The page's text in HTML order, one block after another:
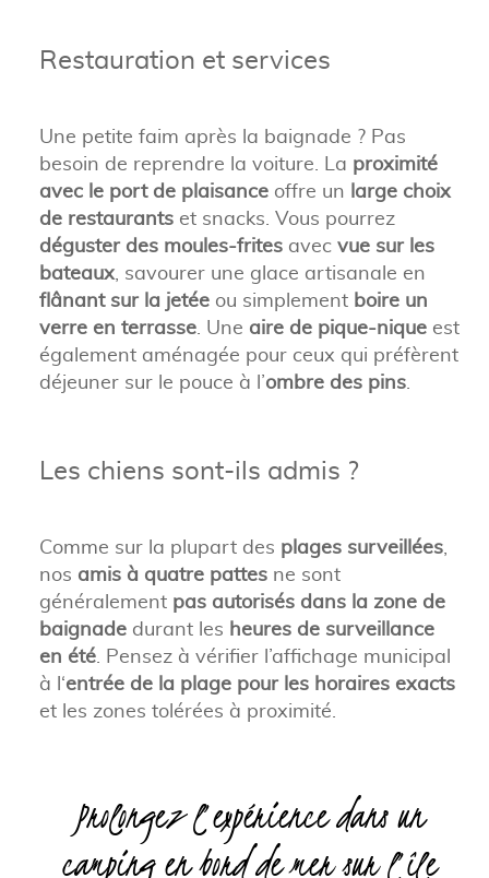
Restauration et services
Une petite faim après la baignade ? Pas
besoin de reprendre la voiture. La proximité
avec le port de plaisanceoffre un large choix
de restaurantset snacks. Vous pourrez
déguster des moules-fritesavec vue sur les
bateaux, savourer une glace artisanale en
flânant sur la jetéeou simplement boire un
verre en terrasse. Une aire de pique-niqueest
également aménagée pour ceux qui préfèrent
déjeuner sur le pouce à l’ombre des pins.
Les chiens sont-ils admis ?
Comme sur la plupart des plages surveillées,
nos amis à quatre pattesne sont
généralement pas autorisés dans la zone de
baignadedurant les heures de surveillance
en été. Pensez à vérifier l’affichage municipal
à l‘entrée de la plage pour les horaires exacts
et les zones tolérées à proximité.
Prolongez l’expérience dans un